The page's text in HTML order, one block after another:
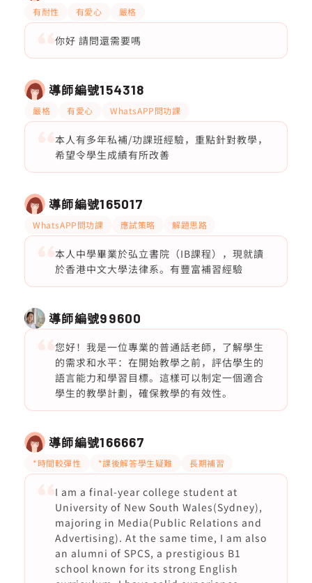
有耐性 有愛心 嚴格
你好 請問還需要嗎
導師編號154318
嚴格 有愛心 WhatsAPP問功課
本人有多年私補/功課班經驗，重點針對教學，
希望令學生成績有所改善
導師編號165017
WhatsAPP問功課 應試策略 解題思路
本人中學畢業於弘立書院（IB課程），現就讀
於香港中文大學法律系。有豐富補習經驗
導師編號99600
您好！我是一位專業的普通話老師，了解學生
的需求和水平：在開始教學之前，評估學生的
語言能力和學習目標。這樣可以制定一個適合
學生的教學計劃，確保教學的有效性。
導師編號166667
*時間較彈性 *課後解答學生疑難 長期補習
I am a final-year college student at
University of New South Wales(Sydney),
majoring in Media(Public Relations and
Advertising). At the same time, I am also
an alumni of SPCS, a prestigious B1
school known for its strong English